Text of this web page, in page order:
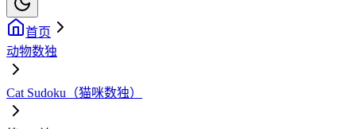
首页
动物数独
Cat Sudoku（猫咪数独）